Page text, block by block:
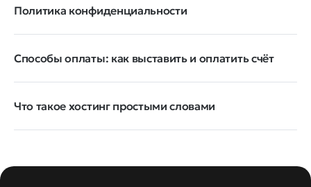
Политика конфиденциальности
Способы оплаты: как выставить и оплатить счёт
Что такое хостинг простыми словами